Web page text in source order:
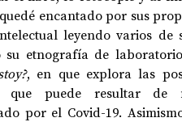
encantado por sus
leyendo varios de
su etnografía de
, en que explora las
que puede resultar de
por el Covid-19.